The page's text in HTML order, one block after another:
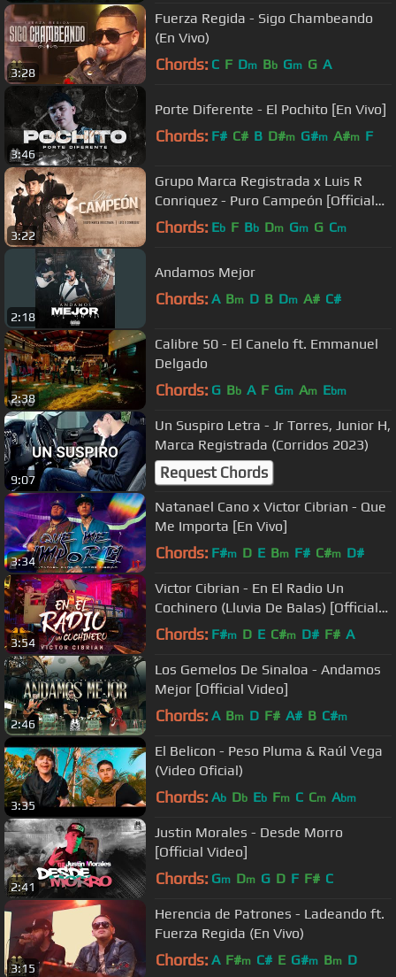
3:28
Fuerza Regida - Sigo Chambeando
(En Vivo)
Chords: C F Dm Bb Gm G A
3:46
Porte Diferente - El Pochito [En Vivo]
Chords: F# C# B D#m G#m A#m F
3:22
Grupo Marca Registrada x Luis R
Conriquez - Puro Campeón [Official
Video]
Chords: Eb F Bb Dm Gm G Cm
2:18
Andamos Mejor
Chords: A Bm D B Dm A# C#
2:38
Calibre 50 - El Canelo ft. Emmanuel
Delgado
Chords: G Bb A F Gm Am Ebm
9:07
Un Suspiro Letra - Jr Torres, Junior H,
Marca Registrada (Corridos 2023)
Request Chords
3:34
Natanael Cano x Victor Cibrian - Que
Me Importa [En Vivo]
Chords: F#m D E Bm F# C#m D#
3:54
Victor Cibrian - En El Radio Un
Cochinero (Lluvia De Balas) [Official
Video]
Chords: F#m D E C#m D# F# A
2:46
Los Gemelos De Sinaloa - Andamos
Mejor [Official Video]
Chords: A Bm D F# A# B C#m
3:35
El Belicon - Peso Pluma & Raúl Vega
(Video Oficial)
Chords: Ab Db Eb Fm C Cm Abm
2:41
Justin Morales - Desde Morro
[Official Video]
Chords: Gm Dm G D F F# C
3:15
Herencia de Patrones - Ladeando ft.
Fuerza Regida (En Vivo)
Chords: A F#m C# E G#m Bm D